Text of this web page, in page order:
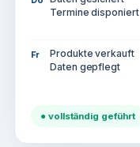
Termine disponiert
Fr Produkte verkauft
Daten gepflegt
● vollständig geführt